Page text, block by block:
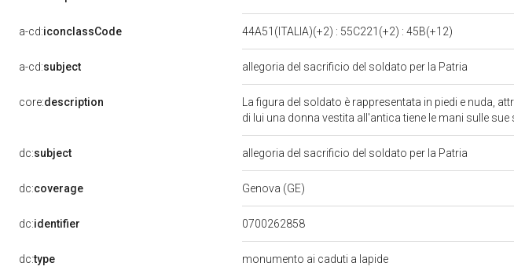
a-cd:iconclassCode 44A51(ITALIA)(+2) : 55C221(+2) : 45B(+12)
a-cd:subject allegoria del sacrificio del soldato per la Patria
core:description
La figura del soldato è rappresentata in piedi e nuda,
di lui una donna vestita all'antica tiene le mani sulle
dc:subject allegoria del sacrificio del soldato per la Patria
dc:coverage Genova (GE)
dc:identifier 0700262858
dc:type monumento ai caduti a lapide